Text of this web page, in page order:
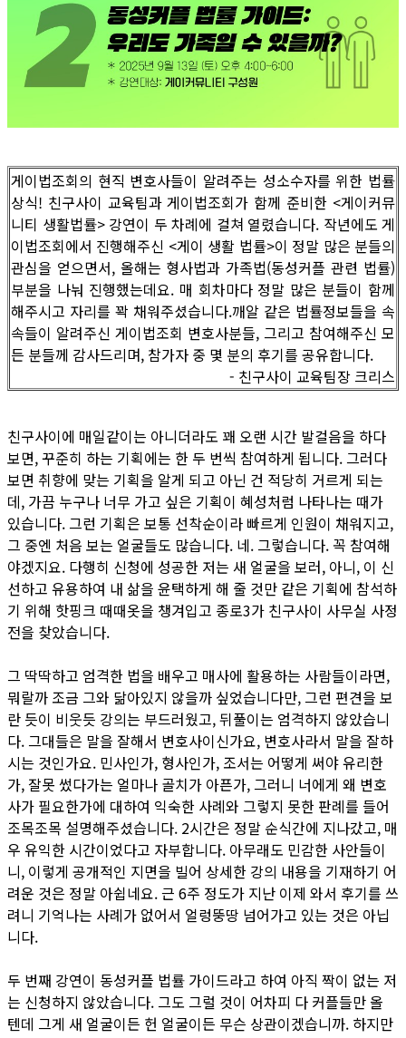
게이법조회의 현직 변호사들이 알려주는 성소수자를 위한 법률
상식! 친구사이 교육팀과 게이법조회가 함께 준비한 <게이커뮤
니티 생활법률> 강연이 두 차례에 걸쳐 열렸습니다. 작년에도 게
이법조회에서 진행해주신 <게이 생활 법률>이 정말 많은 분들의
관심을 얻으면서, 올해는 형사법과 가족법(동성커플 관련 법률)
부분을 나눠 진행했는데요. 매 회차마다 정말 많은 분들이 함께
해주시고 자리를 꽉 채워주셨습니다.깨알 같은 법률정보들을 속
속들이 알려주신 게이법조회 변호사분들, 그리고 참여해주신 모
든 분들께 감사드리며, 참가자 중 몇 분의 후기를 공유합니다.
- 친구사이 교육팀장 크리스
친구사이에 매일같이는 아니더라도 꽤 오랜 시간 발걸음을 하다
보면, 꾸준히 하는 기획에는 한 두 번씩 참여하게 됩니다. 그러다
보면 취향에 맞는 기획을 알게 되고 아닌 건 적당히 거르게 되는
데, 가끔 누구나 너무 가고 싶은 기획이 혜성처럼 나타나는 때가
있습니다. 그런 기획은 보통 선착순이라 빠르게 인원이 채워지고,
그 중엔 처음 보는 얼굴들도 많습니다. 네. 그렇습니다. 꼭 참여해
야겠지요. 다행히 신청에 성공한 저는 새 얼굴을 보러, 아니, 이 신
선하고 유용하여 내 삶을 윤택하게 해 줄 것만 같은 기획에 참석하
기 위해 핫핑크 때때옷을 챙겨입고 종로3가 친구사이 사무실 사정
전을 찾았습니다.
그 딱딱하고 엄격한 법을 배우고 매사에 활용하는 사람들이라면,
뭐랄까 조금 그와 닮아있지 않을까 싶었습니다만, 그런 편견을 보
란 듯이 비웃듯 강의는 부드러웠고, 뒤풀이는 엄격하지 않았습니
다. 그대들은 말을 잘해서 변호사이신가요, 변호사라서 말을 잘하
시는 것인가요. 민사인가, 형사인가, 조서는 어떻게 써야 유리한
가, 잘못 썼다가는 얼마나 골치가 아픈가, 그러니 너에게 왜 변호
사가 필요한가에 대하여 익숙한 사례와 그렇지 못한 판례를 들어
조목조목 설명해주셨습니다. 2시간은 정말 순식간에 지나갔고, 매
우 유익한 시간이었다고 자부합니다. 아무래도 민감한 사안들이
니, 이렇게 공개적인 지면을 빌어 상세한 강의 내용을 기재하기 어
려운 것은 정말 아쉽네요. 근 6주 정도가 지난 이제 와서 후기를 쓰
려니 기억나는 사례가 없어서 얼렁뚱땅 넘어가고 있는 것은 아닙
니다.
두 번째 강연이 동성커플 법률 가이드라고 하여 아직 짝이 없는 저
는 신청하지 않았습니다. 그도 그럴 것이 어차피 다 커플들만 올
텐데 그게 새 얼굴이든 헌 얼굴이든 무슨 상관이겠습니까. 하지만